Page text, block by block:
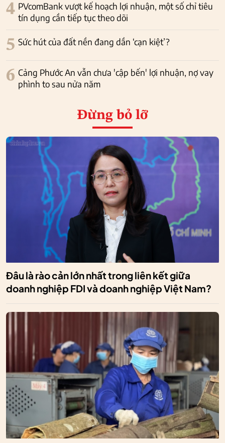
4 PVcomBank vượt kế hoạch lợi nhuận, một số chỉ tiêu
tín dụng cần tiếp tục theo dõi
5 Sức hút của đất nền đang dần ‘cạn kiệt’?
6 Cảng Phước An vẫn chưa 'cập bến' lợi nhuận, nợ vay
phình to sau nửa năm
Đừng bỏ lỡ
Đâu là rào cản lớn nhất trong liên kết giữa
doanh nghiệp FDI và doanh nghiệp Việt Nam?